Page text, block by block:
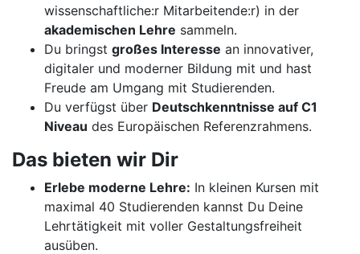
wissenschaftliche:r Mitarbeitende:r) in der
akademischen Lehre sammeln.
Du bringst großes Interesse an innovativer,
digitaler und moderner Bildung mit und hast
Freude am Umgang mit Studierenden.
Du verfügst über Deutschkenntnisse auf C1
Niveau des Europäischen Referenzrahmens.
Das bieten wir Dir
Erlebe moderne Lehre: In kleinen Kursen mit
maximal 40 Studierenden kannst Du Deine
Lehrtätigkeit mit voller Gestaltungsfreiheit
ausüben.